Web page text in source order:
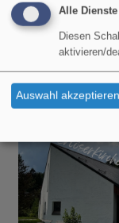
Pfarrerin Birgit Schiel
Garmisch-
Alle
Diesen
aktivieren/
Auswahl akzeptieren